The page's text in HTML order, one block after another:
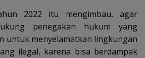
2022 itu mengimbau, agar
penegakan hukum yang
untuk menyelamatkan lingkungan
ilegal, karena bisa berdampak